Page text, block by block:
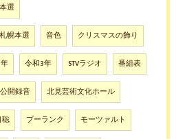
選
幌本選 音色 クリスマスの飾り
令和3年 STVラジオ 番組表
開録音 北見芸術文化ホール
聡 プーランク モーツァルト